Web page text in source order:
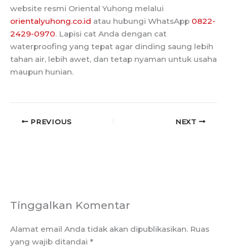
website resmi Oriental Yuhong melalui
orientalyuhong.co.id atau hubungi WhatsApp 0822-
2429-0970. Lapisi cat Anda dengan cat
waterproofing yang tepat agar dinding saung lebih
tahan air, lebih awet, dan tetap nyaman untuk usaha
maupun hunian.
PREVIOUS NEXT
Tinggalkan Komentar
Alamat email Anda tidak akan dipublikasikan. Ruas
yang wajib ditandai *